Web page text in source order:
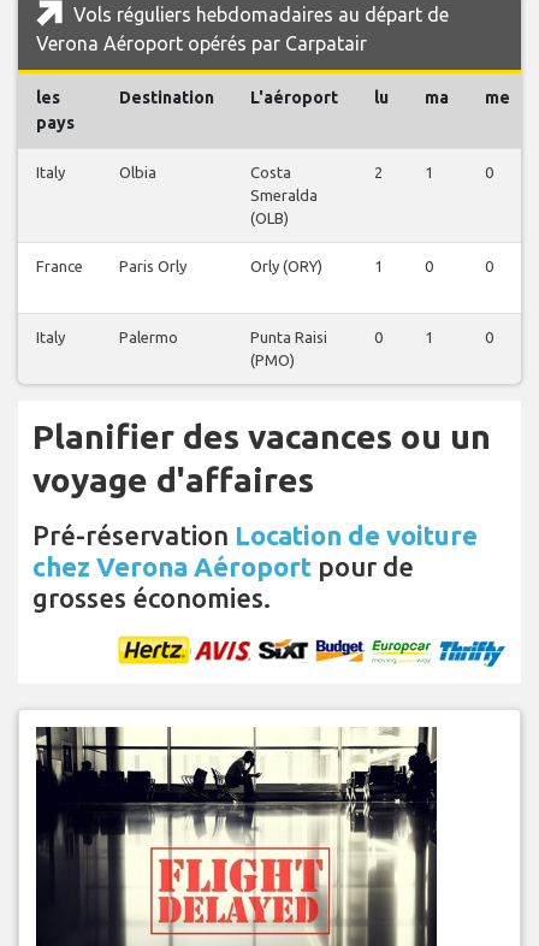
Vols réguliers hebdomadaires au départ de
Verona Aéroport opérés par Carpatair
les
pays
Destination L'aéroport lu ma me
Italy Olbia
Costa
Smeralda
(OLB)
2 1 0
France Paris Orly Orly (ORY) 1 0 0
Italy Palermo
Punta Raisi
(PMO)
0 1 0
Planifier des vacances ou un
voyage d'affaires
Pré-réservation Location de voiture
chez Verona Aéroport pour de
grosses économies.